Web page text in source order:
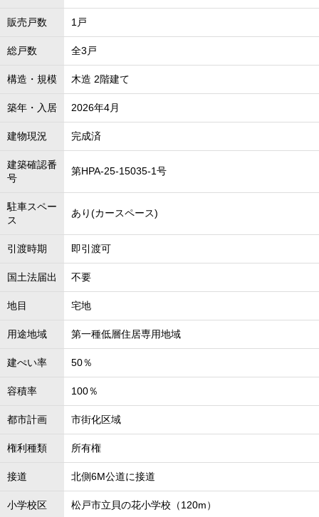
販売戸数 1戸
総戸数 全3戸
構造・規模 木造 2階建て
築年・入居 2026年4月
建物現況 完成済
建築確認番
号
第HPA-25-15035-1号
駐車スペー
ス
あり(カースペース)
引渡時期 即引渡可
国土法届出 不要
地目 宅地
用途地域 第一種低層住居専用地域
建ぺい率 50％
容積率 100％
都市計画 市街化区域
権利種類 所有権
接道 北側6M公道に接道
小学校区 松戸市立貝の花小学校（120m）